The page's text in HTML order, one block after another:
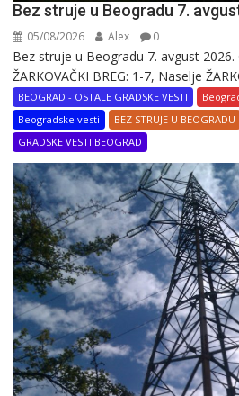
Bez struje u Beogradu 7.
05/08/2026 Alex 0
Bez struje u Beogradu 7. avgust 2026.
ŽARKOVAČKI BREG: 1-7, Naselje
BEOGRAD - OSTALE GRADSKE VESTI
Beogradske vesti
BEZ STRUJE U BEOGRADU
GRADSKE VESTI BEOGRAD